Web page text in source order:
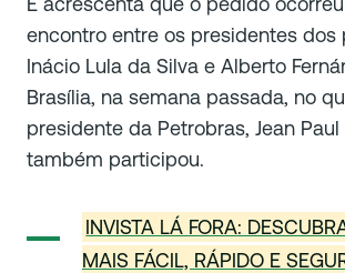
encontro entre os presidentes dos
Inácio Lula da Silva e Alberto
Brasília, na semana passada, no
presidente da Petrobras, Jean Paul
também participou.
INVISTA LÁ FORA:
MAIS FÁCIL, RÁPIDO E